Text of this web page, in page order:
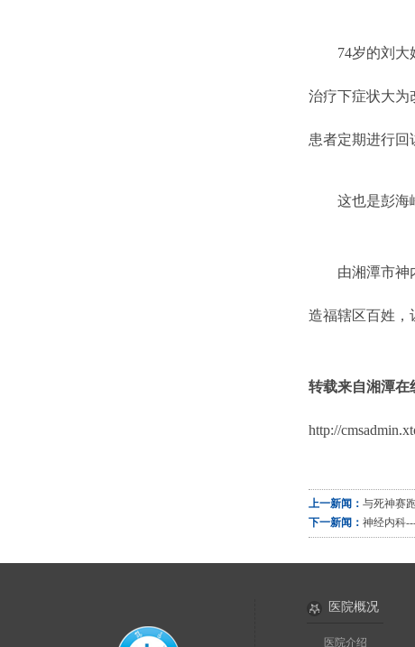
74岁的刘大娘
治疗下症状大
患者定期进行回
这也是彭海峰
由湘潭市神内
造福辖区百姓，
转载来自湘潭在
http://
上一新闻： 与死神赛
下一新闻： 神经内科
医院概况
医院介绍